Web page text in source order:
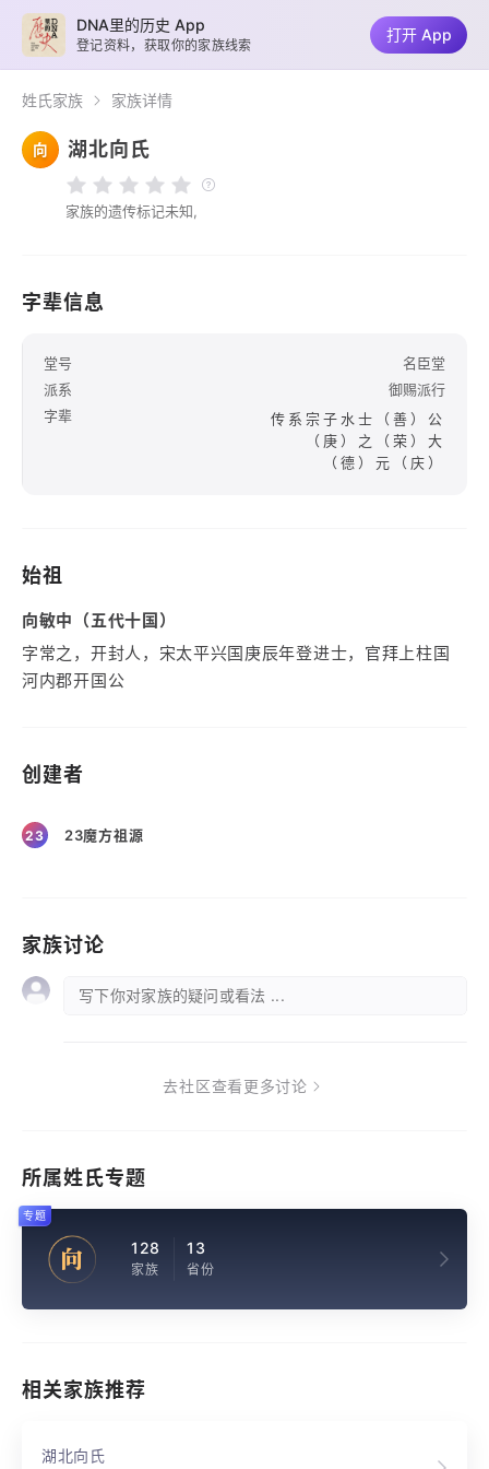
姓氏家族 家族详情
向 湖北向氏
家族的遗传标记未知,
字辈信息
堂号
名臣堂
派系
御赐派行
字辈
传系宗子水士（善）公
（庚）之（荣）大
（德）元（庆）
始祖
向敏中（五代十国）
字常之，开封人，宋太平兴国庚辰年登进士，官拜上柱国
河内郡开国公
创建者
23 23魔方祖源
家族讨论
写下你对家族的疑问或看法 ...
去社区查看更多讨论
所属姓氏专题
向 128
家族
13
省份
专题
相关家族推荐
湖北向氏
DNA里的历史 App
登记资料，获取你的家族线索
打开 App